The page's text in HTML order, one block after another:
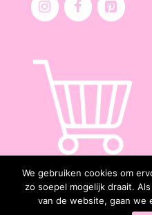
We gebruiken cookies om
zo soepel mogelijk draait.
van de website, gaan we